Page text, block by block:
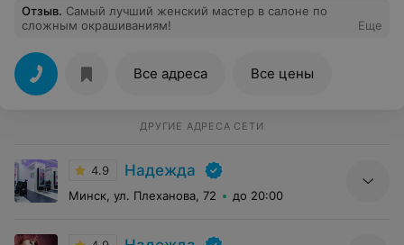
Отзыв. Самый лучший женский мастер в салоне по
сложным окрашиваниям!
Еще
Все адреса Все цены
ДРУГИЕ АДРЕСА СЕТИ
4.9 Надежда
Минск, ул. Плеханова, 72 до 20:00